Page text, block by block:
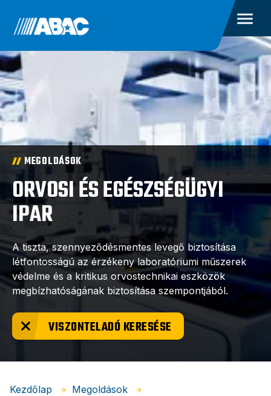
MEGOLDÁSOK
ORVOSI ÉS EGÉSZSÉGÜGYI
IPAR
A tiszta, szennyeződésmentes levegő biztosítása
létfontosságú az érzékeny laboratóriumi műszerek
védelme és a kritikus orvostechnikai eszközök
megbízhatóságának biztosítása szempontjából.
VISZONTELADÓ KERESÉSE
Kezdőlap
Megoldások